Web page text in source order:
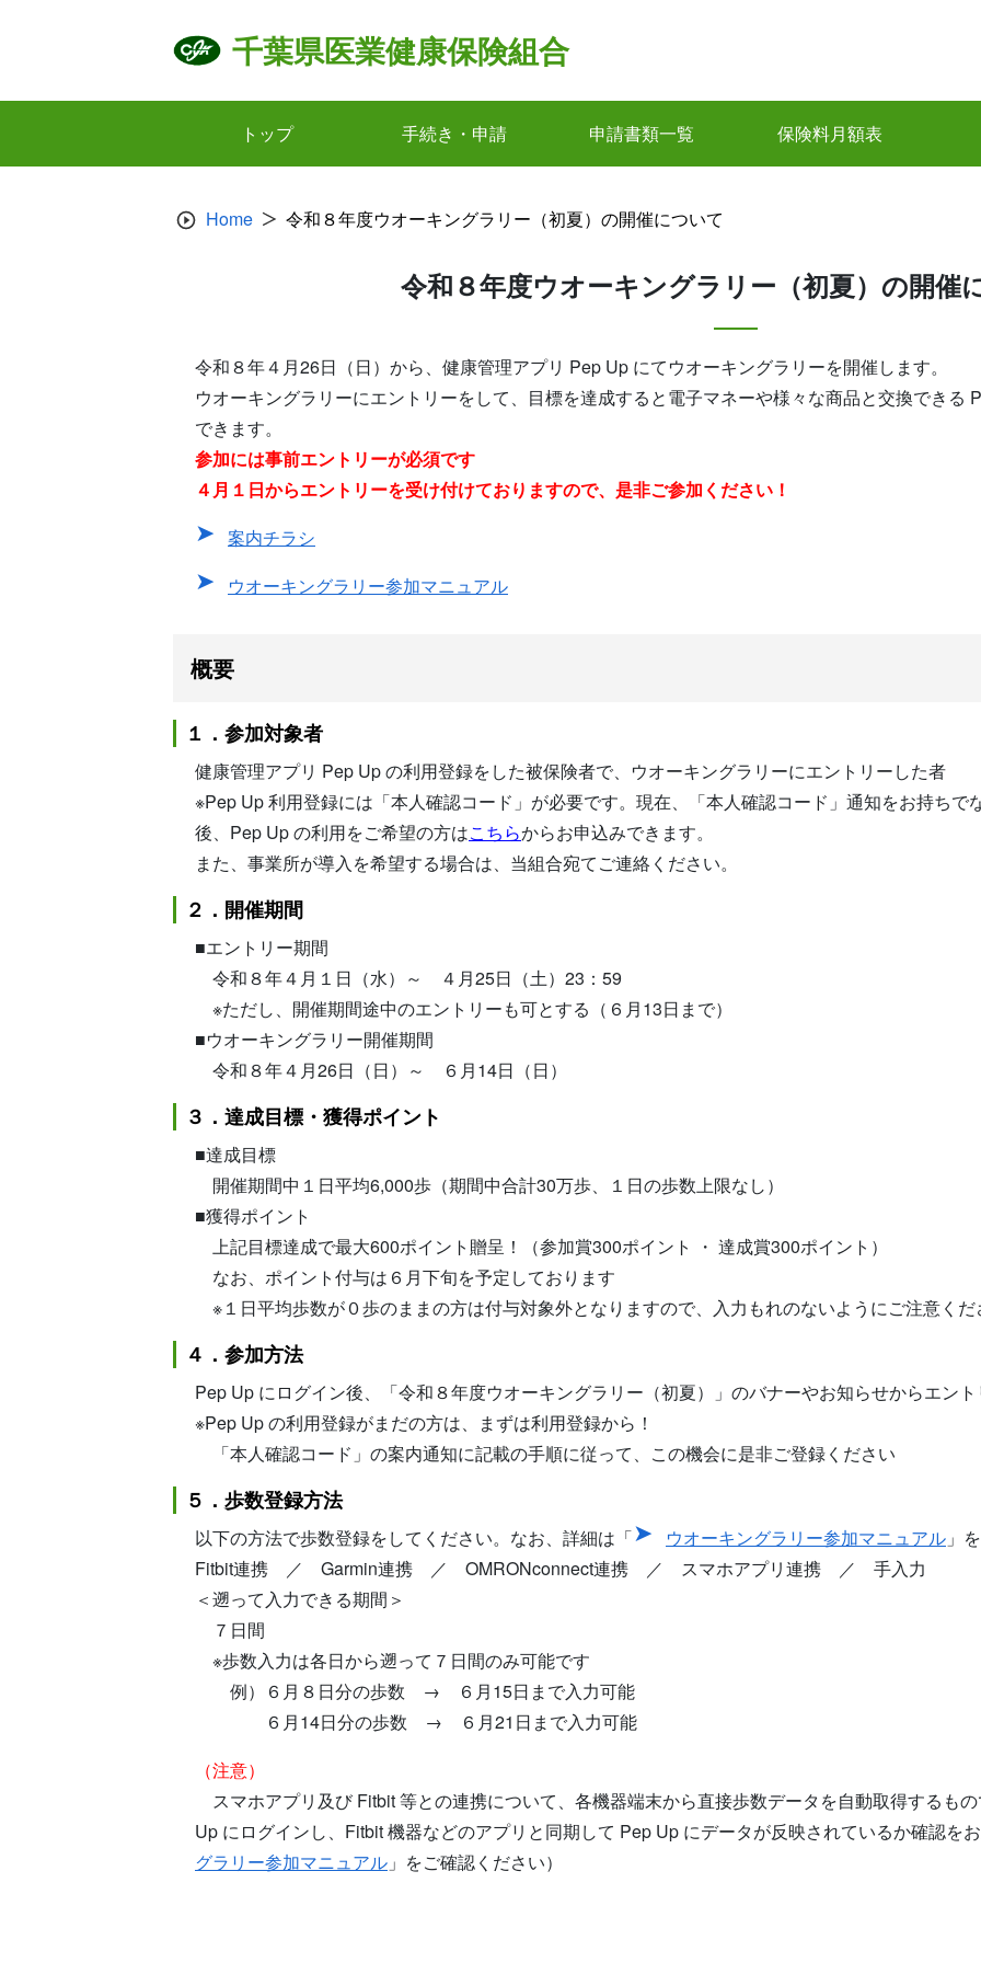
千葉県医業健康保険組合
トップ 手続き・申請 申請書類一覧 保険料月額表
Home 令和８年度ウオーキングラリー（初夏）の開催について
令和８年度ウオーキングラリー（初夏）の開催
令和８年４月26日（日）から、健康管理アプリ Pep Up にてウオーキングラリーを開催します。
ウオーキングラリーにエントリーをして、目標を達成すると電子マネーや様々な商品と交換できる
できます。
参加には事前エントリーが必須です
４月１日からエントリーを受け付けておりますので、是非ご参加ください！
案内チラシ
ウオーキングラリー参加マニュアル
概要
１．参加対象者
健康管理アプリ Pep Up の利用登録をした被保険者で、ウオーキングラリーにエントリーした者
※Pep Up 利用登録には「本人確認コード」が必要です。現在、「本人確認コード」通知をお持ちで
後、Pep Up の利用をご希望の方はこちらからお申込みできます。
また、事業所が導入を希望する場合は、当組合宛てご連絡ください。
２．開催期間
■エントリー期間
令和８年４月１日（水）～ ４月25日（土）23：59
※ただし、開催期間途中のエントリーも可とする（６月13日まで）
■ウオーキングラリー開催期間
令和８年４月26日（日）～ ６月14日（日）
３．達成目標・獲得ポイント
■達成目標
開催期間中１日平均6,000歩（期間中合計30万歩、１日の歩数上限なし）
■獲得ポイント
上記目標達成で最大600ポイント贈呈！（参加賞300ポイント ・ 達成賞300ポイント）
なお、ポイント付与は６月下旬を予定しております
※１日平均歩数が０歩のままの方は付与対象外となりますので、入力もれのないようにご注意くだ
４．参加方法
Pep Up にログイン後、「令和８年度ウオーキングラリー（初夏）」のバナーやお知らせからエン
※Pep Up の利用登録がまだの方は、まずは利用登録から！
「本人確認コード」の案内通知に記載の手順に従って、この機会に是非ご登録ください
５．歩数登録方法
以下の方法で歩数登録をしてください。なお、詳細は「 ウオーキングラリー参加マニュアル 」
Fitbit連携 ／ Garmin連携 ／ OMRONconnect連携 ／ スマホアプリ連携 ／ 手入力
＜遡って入力できる期間＞
７日間
※歩数入力は各日から遡って７日間のみ可能です
例）６月８日分の歩数 → ６月15日まで入力可能
６月14日分の歩数 → ６月21日まで入力可能
（注意）
スマホアプリ及び Fitbit 等との連携について、各機器端末から直接歩数データを自動取得するも
Up にログインし、Fitbit 機器などのアプリと同期して Pep Up にデータが反映されているか確認を
グラリー参加マニュアル 」をご確認ください）